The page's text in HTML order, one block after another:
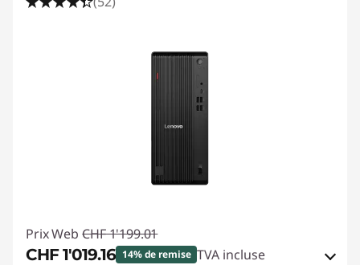
Prix Web CHF 1'199.01
CHF 1'019.16 14% de remise TVA incluse